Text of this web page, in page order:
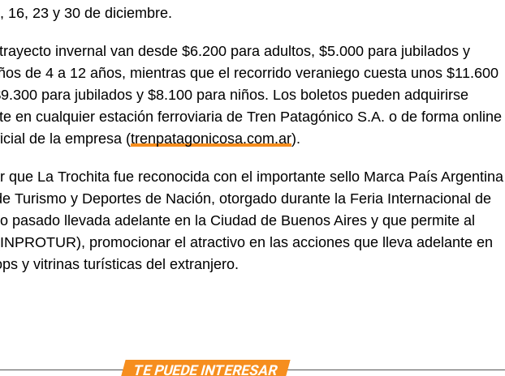
16, 23 y 30 de diciembre.
invernal van desde $6.200 para adultos, $5.000 para jubilados y
de 4 a 12 años, mientras que el recorrido veraniego cuesta unos $11.600
para jubilados y $8.100 para niños. Los boletos pueden adquirirse
en cualquier estación ferroviaria de Tren Patagónico S.A. o de forma online
de la empresa (trenpatagonicosa.com.ar).
que La Trochita fue reconocida con el importante sello Marca País Argentina
Turismo y Deportes de Nación, otorgado durante la Feria Internacional de
pasado llevada adelante en la Ciudad de Buenos Aires y que permite al
promocionar el atractivo en las acciones que lleva adelante en
y vitrinas turísticas del extranjero.
TE PUEDE INTERESAR